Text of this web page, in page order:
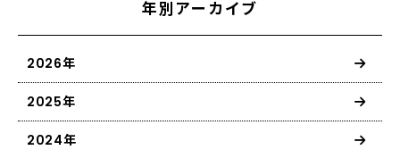
年別アーカイブ
2026年
2025年
2024年